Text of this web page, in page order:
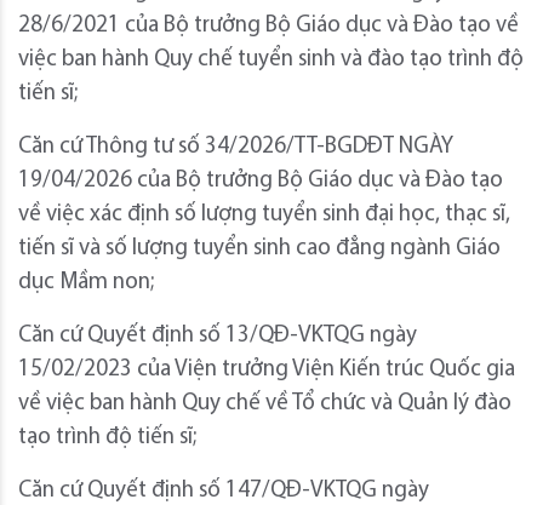
28/6/2021 của Bộ trưởng Bộ Giáo dục và Đào tạo về
việc ban hành Quy chế tuyển sinh và đào tạo trình độ
tiến sĩ;
Căn cứ Thông tư số 34/2026/TT-BGDĐT NGÀY
19/04/2026 của Bộ trưởng Bộ Giáo dục và Đào tạo
về việc xác định số lượng tuyển sinh đại học, thạc sĩ,
tiến sĩ và số lượng tuyển sinh cao đẳng ngành Giáo
dục Mầm non;
Căn cứ Quyết định số 13/QĐ-VKTQG ngày
15/02/2023 của Viện trưởng Viện Kiến trúc Quốc gia
về việc ban hành Quy chế về Tổ chức và Quản lý đào
tạo trình độ tiến sĩ;
Căn cứ Quyết định số 147/QĐ-VKTQG ngày